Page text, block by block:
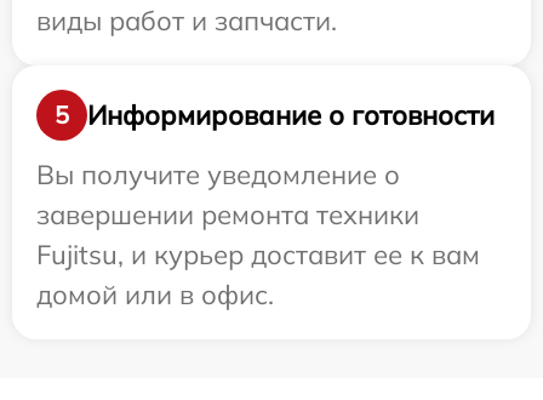
виды работ и запчасти.
5
Информирование о готовности
Вы получите уведомление о
завершении ремонта техники
Fujitsu, и курьер доставит ее к вам
домой или в офис.